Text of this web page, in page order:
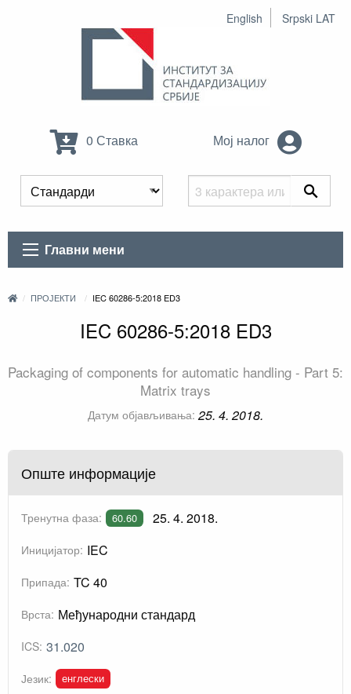
English Srpski LAT
0 Ставка Мој налог
Главни мени
ПРОЈЕКТИ IEC 60286-5:2018 ED3
IEC 60286-5:2018 ED3
Packaging of components for automatic handling - Part 5:
Matrix trays
Датум објављивања: 25. 4. 2018.
Опште информације
Тренутна фаза: 60.60 25. 4. 2018.
Иницијатор: IEC
Припада: TC 40
Врста: Међународни стандард
ICS: 31.020
Језик: енглески